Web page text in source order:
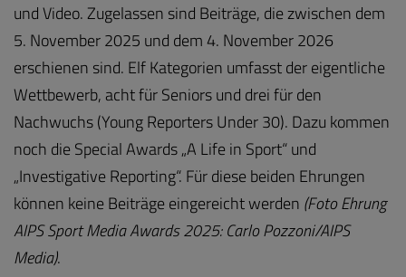
und Video. Zugelassen sind Beiträge, die zwischen dem
5. November 2025 und dem 4. November 2026
erschienen sind. Elf Kategorien umfasst der eigentliche
Wettbewerb, acht für Seniors und drei für den
Nachwuchs (Young Reporters Under 30). Dazu kommen
noch die Special Awards „A Life in Sport“ und
„Investigative Reporting“. Für diese beiden Ehrungen
können keine Beiträge eingereicht werden (Foto Ehrung
AIPS Sport Media Awards 2025: Carlo Pozzoni/AIPS
Media).